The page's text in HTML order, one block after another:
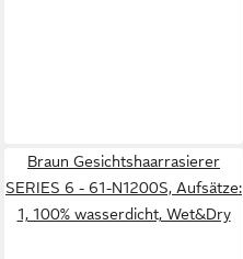
Braun Gesichtshaarrasierer
SERIES 6 - 61-N1200S, Aufsätze:
1, 100% wasserdicht, Wet&Dry